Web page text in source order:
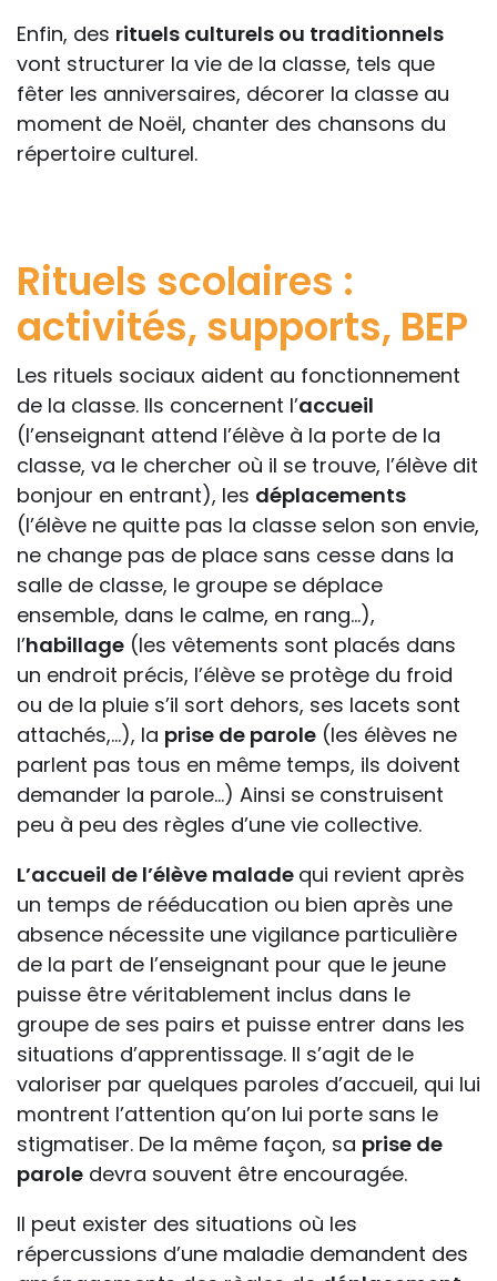
Enfin, des rituels culturels ou traditionnels
vont structurer la vie de la classe, tels que
fêter les anniversaires, décorer la classe au
moment de Noël, chanter des chansons du
répertoire culturel.
Rituels scolaires :
activités, supports, BEP
Les rituels sociaux aident au fonctionnement
de la classe. Ils concernent l’accueil
(l’enseignant attend l’élève à la porte de la
classe, va le chercher où il se trouve, l’élève dit
bonjour en entrant), les déplacements
(l’élève ne quitte pas la classe selon son envie,
ne change pas de place sans cesse dans la
salle de classe, le groupe se déplace
ensemble, dans le calme, en rang…),
l’habillage (les vêtements sont placés dans
un endroit précis, l’élève se protège du froid
ou de la pluie s’il sort dehors, ses lacets sont
attachés,…), la prise de parole (les élèves ne
parlent pas tous en même temps, ils doivent
demander la parole…) Ainsi se construisent
peu à peu des règles d’une vie collective.
L’accueil de l’élève malade qui revient après
un temps de rééducation ou bien après une
absence nécessite une vigilance particulière
de la part de l’enseignant pour que le jeune
puisse être véritablement inclus dans le
groupe de ses pairs et puisse entrer dans les
situations d’apprentissage. Il s’agit de le
valoriser par quelques paroles d’accueil, qui lui
montrent l’attention qu’on lui porte sans le
stigmatiser. De la même façon, sa prise de
parole devra souvent être encouragée.
Il peut exister des situations où les
répercussions d’une maladie demandent des